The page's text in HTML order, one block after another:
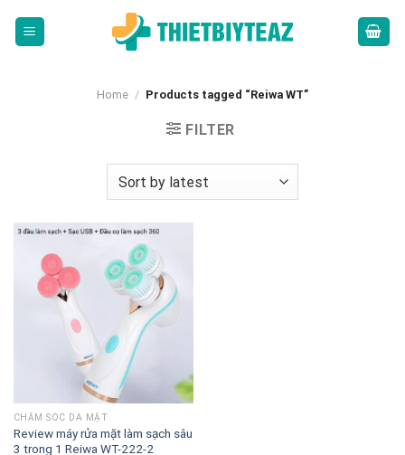
Home / Products tagged “Reiwa WT”
FILTER
CHĂM SÓC DA MẶT
Review máy rửa mặt làm sạch sâu
3 trong 1 Reiwa WT-222-2